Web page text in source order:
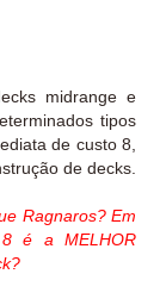
midrange e
tipos
de custo 8,
de decks.
Ragnaros? Em
é a MELHOR